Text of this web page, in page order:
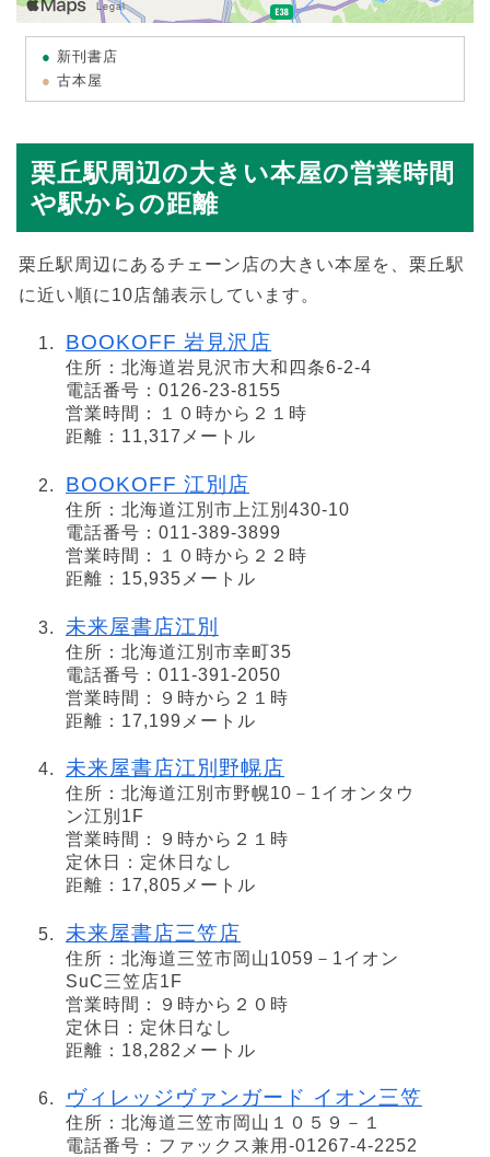
新刊書店
古本屋
栗丘駅周辺の大きい本屋の営業時間
や駅からの距離
栗丘駅周辺にあるチェーン店の大きい本屋を、栗丘駅
に近い順に10店舗表示しています。
BOOKOFF 岩見沢店
住所：北海道岩見沢市大和四条6-2-4
電話番号：0126-23-8155
営業時間：１０時から２１時
距離：11,317メートル
BOOKOFF 江別店
住所：北海道江別市上江別430-10
電話番号：011-389-3899
営業時間：１０時から２２時
距離：15,935メートル
未来屋書店江別
住所：北海道江別市幸町35
電話番号：011-391-2050
営業時間：９時から２１時
距離：17,199メートル
未来屋書店江別野幌店
住所：北海道江別市野幌10－1イオンタウ
ン江別1F
営業時間：９時から２１時
定休日：定休日なし
距離：17,805メートル
未来屋書店三笠店
住所：北海道三笠市岡山1059－1イオン
SuC三笠店1F
営業時間：９時から２０時
定休日：定休日なし
距離：18,282メートル
ヴィレッジヴァンガード イオン三笠
住所：北海道三笠市岡山１０５９－１
電話番号：ファックス兼用-01267-4-2252